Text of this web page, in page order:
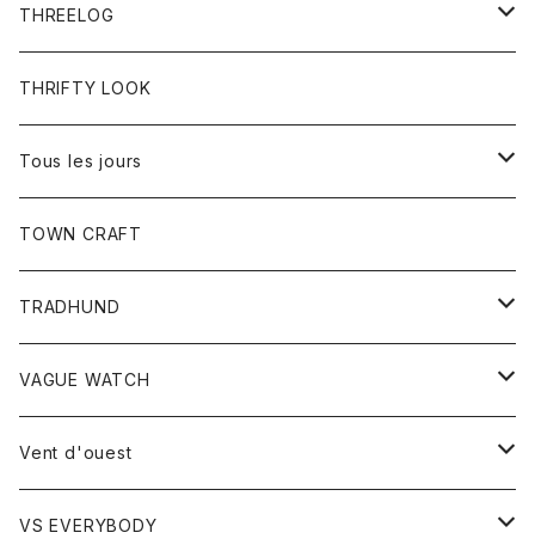
ワンピース
コート
Tシャツ
THREELOG
トップス
Tシャツ
THRIFTY LOOK
Tous les jours
トップス
レディース
カットソー
TOWN CRAFT
TRADHUND
セーター
ベスト
VAGUE WATCH
時計
Vent d'ouest
ボトム
VS EVERYBODY